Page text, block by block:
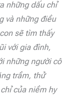
những dấu chỉ
và những điều
sẽ tìm thấy
với gia đình,
những người cô
trầm, thử
của niềm hy